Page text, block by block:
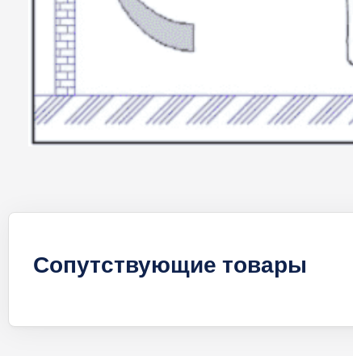
Сопутствующие товары